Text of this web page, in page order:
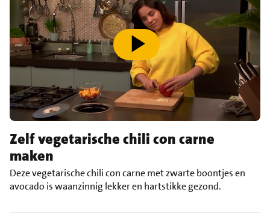
speel video af
Zelf vegetarische chili con carne
maken
Deze vegetarische chili con carne met zwarte boontjes en
avocado is waanzinnig lekker en hartstikke gezond.